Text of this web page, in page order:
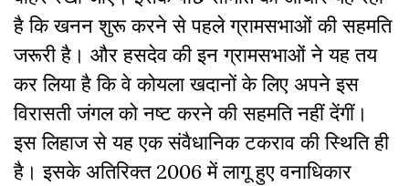
है कि खनन शुरू करने से पहले ग्रामसभाओं की सहमति
जरूरी है। और हसदेव की इन ग्रामसभाओं ने यह तय
कर लिया है कि वे कोयला खदानों के लिए अपने इस
विरासती जंगल को नष्ट करने की सहमति नहीं देंगीं।
इस लिहाज से यह एक संवैधानिक टकराव की स्थिति ही
है। इसके अतिरिक्त 2006 में लागू हुए वनाधिकार